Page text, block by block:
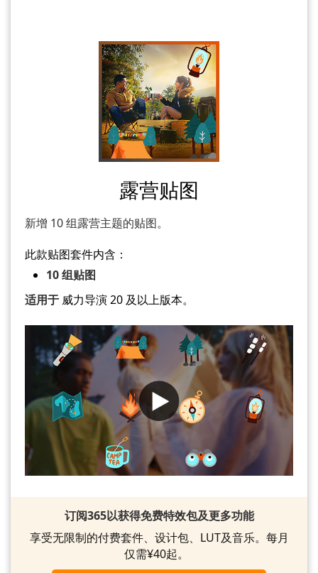
露营贴图
新增 10 组露营主题的贴图。
此款贴图套件内含：
10 组贴图
适用于 威力导演 20 及以上版本。
订阅365以获得免费特效包及更多功能
享受无限制的付费套件、设计包、LUT及音乐。每月
仅需¥40起。